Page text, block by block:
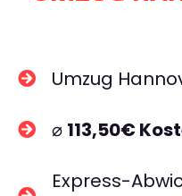
Umzug
⌀ 113,50€
Express-